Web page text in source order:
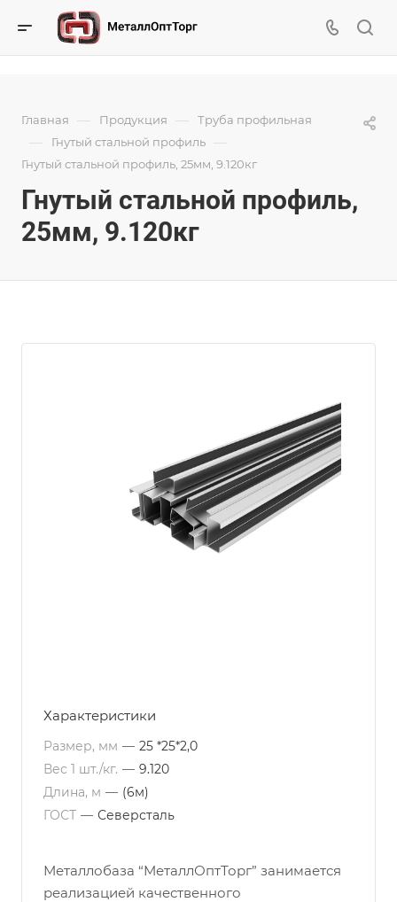
Главная — Продукция — Труба профильная
— Гнутый стальной профиль —
Гнутый стальной профиль, 25мм, 9.120кг
Гнутый стальной профиль,
25мм, 9.120кг
Характеристики
Размер, мм — 25 *25*2,0
Вес 1 шт./кг. — 9.120
Длина, м — (6м)
ГОСТ — Северсталь
Металлобаза “МеталлОптТорг” занимается
реализацией качественного